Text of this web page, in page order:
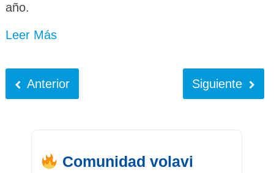
año.
Leer Más
Anterior Siguiente
Comunidad volavi